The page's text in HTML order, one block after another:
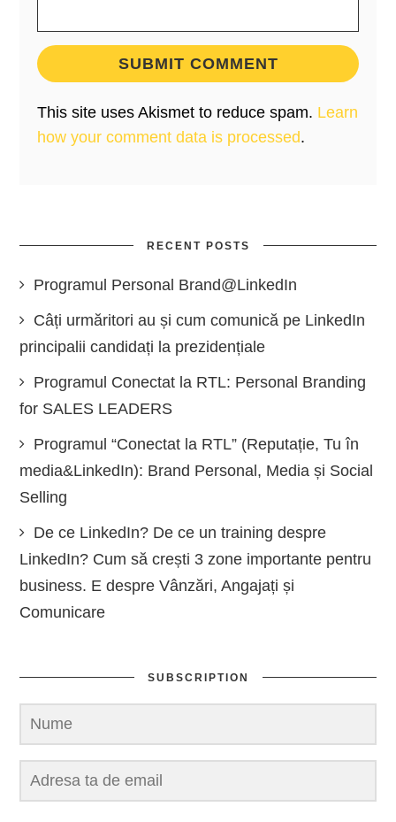
This site uses Akismet to reduce spam. Learn
how your comment data is processed.
RECENT POSTS
Programul Personal Brand@LinkedIn
Câți urmăritori au și cum comunică pe LinkedIn
principalii candidați la prezidențiale
Programul Conectat la RTL: Personal Branding
for SALES LEADERS
Programul “Conectat la RTL” (Reputație, Tu în
media&LinkedIn): Brand Personal, Media și Social
Selling
De ce LinkedIn? De ce un training despre
LinkedIn? Cum să crești 3 zone importante pentru
business. E despre Vânzări, Angajați și
Comunicare
SUBSCRIPTION